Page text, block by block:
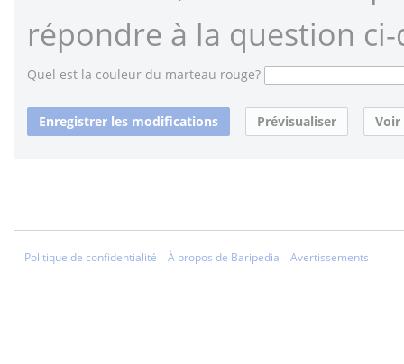
répondre à la question ci-
Quel est la couleur du marteau rouge?
Politique de confidentialité À propos de Baripedia Avertissements